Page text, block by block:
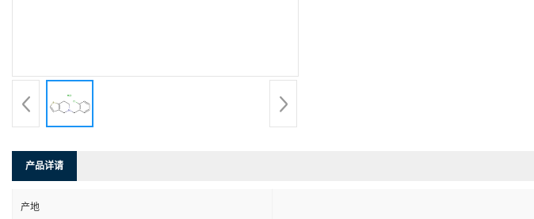
产品详请
产地